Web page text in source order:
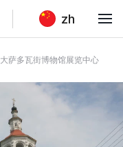
zh
大萨多瓦街博物馆展览中心